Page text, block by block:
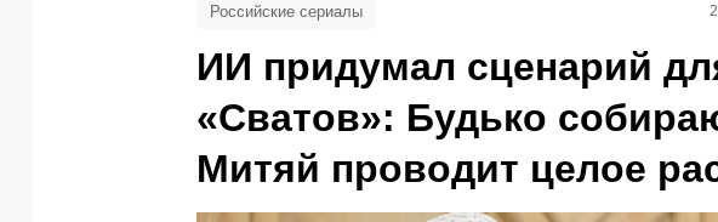
ИИ придумал сценарий
«Сватов»: Будько
Митяй проводит целое
Российские сериалы